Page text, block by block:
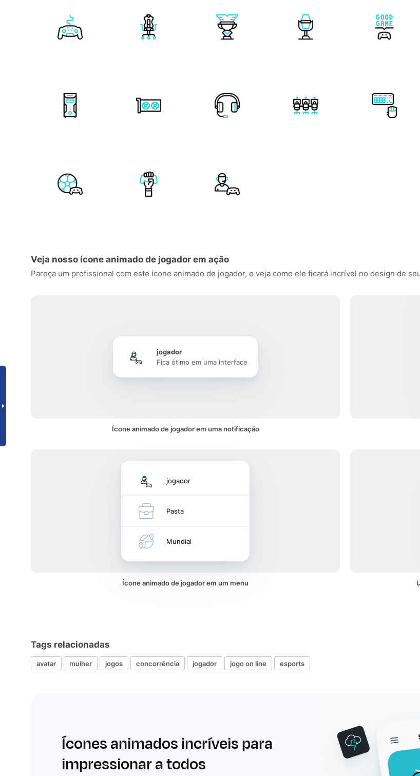
Veja nosso ícone animado de jogador em ação
Pareça um profissional com este ícone animado de jogador, e veja como ele ficará incrível no design de
jogador
Fica ótimo em uma interface
Ícone animado de jogador em uma notificação
jogador
Pasta
Mundial
Ícone animado de jogador em um menu
Tags relacionadas
avatar mulher jogos concorrência jogador jogo on line esports
Ícones animados incríveis para
impressionar a todos